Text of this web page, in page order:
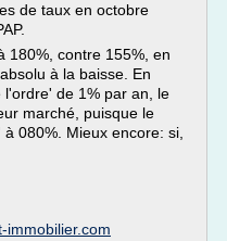
de taux en octobre
180%, contre 155%, en
à la baisse. En
de 1% par an, le
marché, puisque le
080%. Mieux encore: si,
immobilier.com